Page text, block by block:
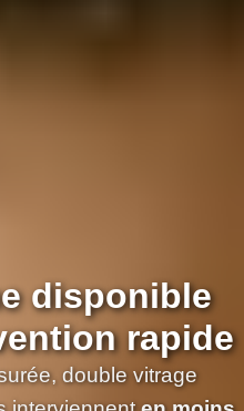
disponible
rapide
double vitrage